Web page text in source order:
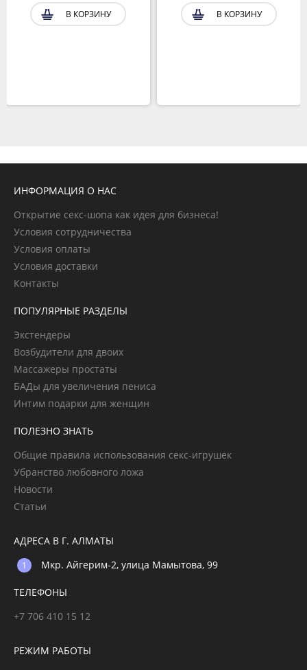
В КОРЗИНУ В КОРЗИНУ
ИНФОРМАЦИЯ О НАС
Открытие секс-шопа как идея для бизнеса!
Условия сотрудничества
Условия оплаты
Условия доставки
Контакты
ПОПУЛЯРНЫЕ РАЗДЕЛЫ
Экстендеры
Возбудители для двоих
Массажеры простаты
БАДы для увеличения пениса
Интим подарки для женщин
ПОЛЕЗНО ЗНАТЬ
Общие правила использования секс-игрушек
Убранство любовного ложа
Новости
Статьи
АДРЕСА В Г. АЛМАТЫ
Мкр. Айгерим-2, улица Мамытова, 99
ТЕЛЕФОНЫ
+7 706 410 15 12
РЕЖИМ РАБОТЫ